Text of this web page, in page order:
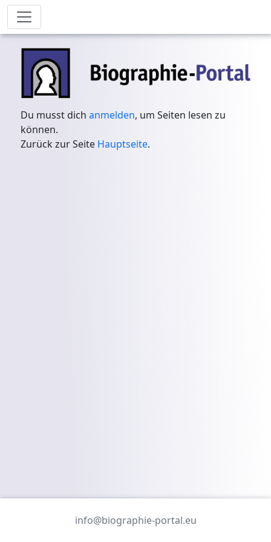
Du musst dichanmelden, um Seiten lesen zu
können.
Zurück zur Seite Hauptseite.
info@biographie-portal.eu